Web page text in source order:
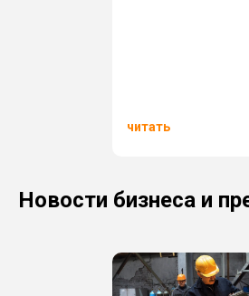
читать
Новости бизнеса и